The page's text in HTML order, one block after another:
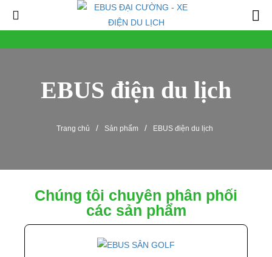
EBUS điện du lịch
Trang chủ / Sản phẩm / EBUS điện du lịch
Chúng tôi chuyên phân phối
các sản phẩm